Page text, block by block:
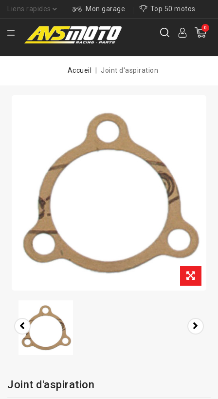
Liens rapides Mon garage Top 50 motos
0
Accueil Joint d'aspiration
Joint d'aspiration